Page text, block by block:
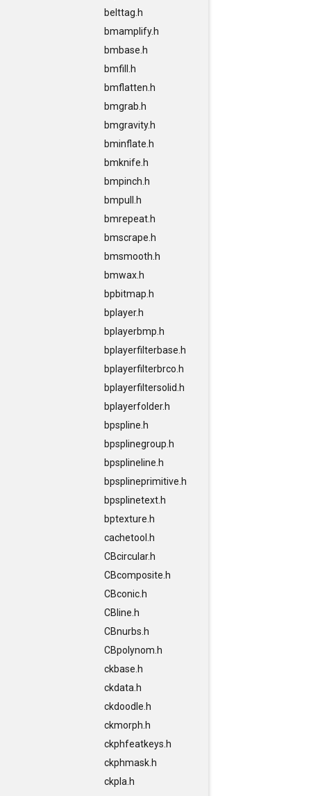
belttag.h
bmamplify.h
bmbase.h
bmfill.h
bmflatten.h
bmgrab.h
bmgravity.h
bminflate.h
bmknife.h
bmpinch.h
bmpull.h
bmrepeat.h
bmscrape.h
bmsmooth.h
bmwax.h
bpbitmap.h
bplayer.h
bplayerbmp.h
bplayerfilterbase.h
bplayerfilterbrco.h
bplayerfiltersolid.h
bplayerfolder.h
bpspline.h
bpsplinegroup.h
bpsplineline.h
bpsplineprimitive.h
bpsplinetext.h
bptexture.h
cachetool.h
CBcircular.h
CBcomposite.h
CBconic.h
CBline.h
CBnurbs.h
CBpolynom.h
ckbase.h
ckdata.h
ckdoodle.h
ckmorph.h
ckphfeatkeys.h
ckphmask.h
ckpla.h